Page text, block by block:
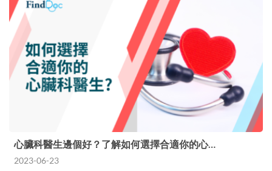
心臟科醫生邊個好？了解如何選擇合適你的心…
2023-06-23